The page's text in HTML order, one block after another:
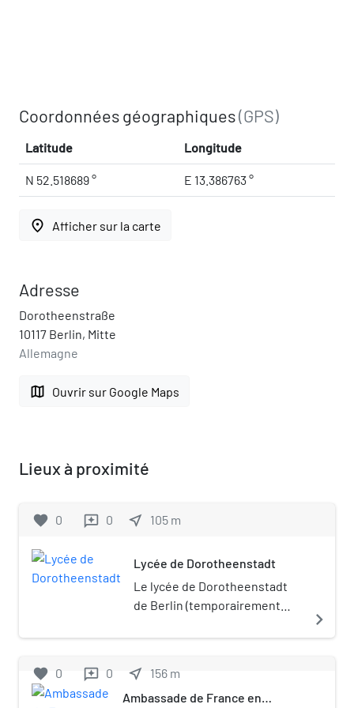
Coordonnées géographiques(GPS)
Latitude Longitude
N 52.518689 ° E 13.386763 °
place Afficher sur la carte
Adresse
Dorotheenstraße
10117 Berlin, Mitte
Allemagne
map Ouvrir sur Google Maps
Lieux à proximité
favorite 0 reviews 0 near_me 105 m
Lycée de Dorotheenstadt
Le lycée de Dorotheenstadt
de Berlin (temporairement
Dorotheenstadt), est un
Dorotheenstadt.
navigate_next
favorite 0 reviews 0 near_me 156 m
Ambassade de France en